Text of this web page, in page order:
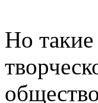
Но такие